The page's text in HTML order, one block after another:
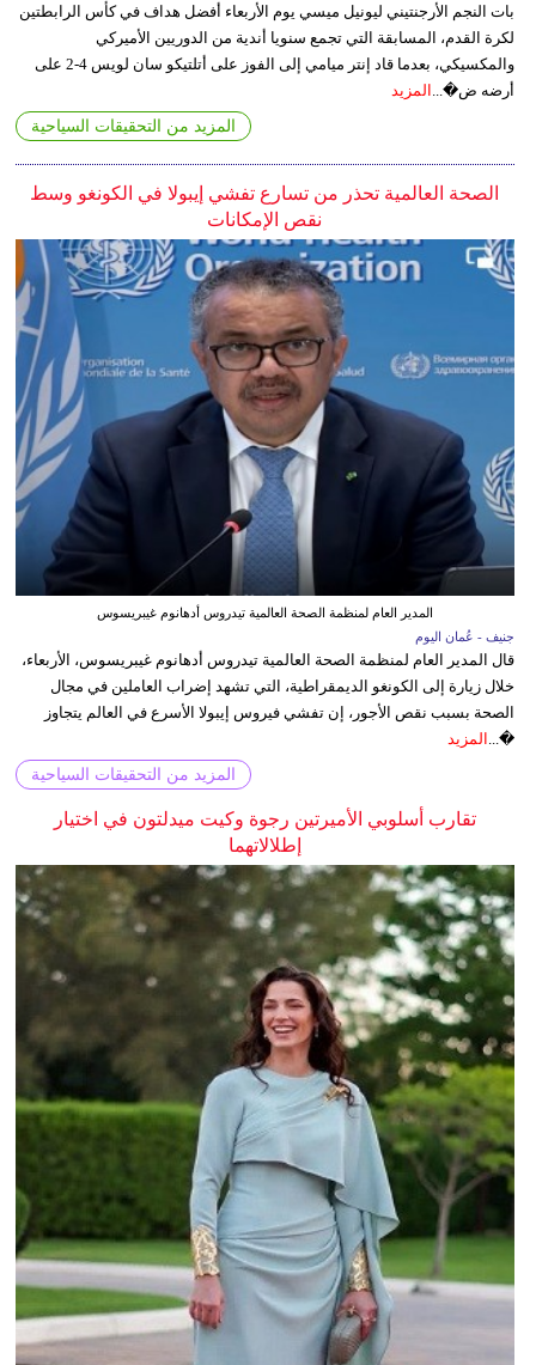
بات النجم الأرجنتيني ليونيل ميسي يوم الأربعاء أفضل هداف في كأس الرابطتين
لكرة القدم، المسابقة التي تجمع سنويا أندية من الدوريين الأميركي
والمكسيكي، بعدما قاد إنتر ميامي إلى الفوز على أتلتيكو سان لويس 4-2 على
أرضه ض�...
المزيد
المزيد من التحقيقات السياحية
الصحة العالمية تحذر من تسارع تفشي إيبولا في الكونغو وسط
نقص الإمكانات
المدير العام لمنظمة الصحة العالمية تيدروس أدهانوم غيبريسوس
جنيف - عُمان اليوم
قال المدير العام لمنظمة الصحة العالمية تيدروس أدهانوم غيبريسوس، الأربعاء،
خلال زيارة إلى الكونغو الديمقراطية، التي تشهد إضراب العاملين في مجال
الصحة بسبب نقص الأجور، إن تفشي فيروس إيبولا الأسرع في العالم يتجاوز
�... المزيد
المزيد من التحقيقات السياحية
تقارب أسلوبي الأميرتين رجوة وكيت ميدلتون في اختيار
إطلالاتهما